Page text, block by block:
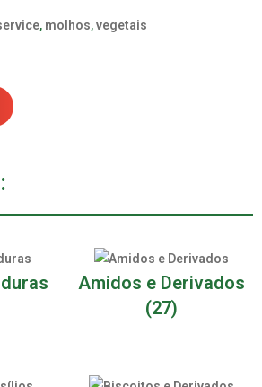
, molhos, vegetais
Amidos e Derivados
(27)